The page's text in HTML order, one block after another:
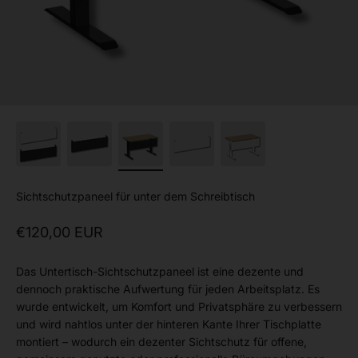
Sichtschutzpaneel für unter dem Schreibtisch
Angebot
€120,00 EUR
Das Untertisch-Sichtschutzpaneel ist eine dezente und
dennoch praktische Aufwertung für jeden Arbeitsplatz. Es
wurde entwickelt, um Komfort und Privatsphäre zu verbessern
und wird nahtlos unter der hinteren Kante Ihrer Tischplatte
montiert – wodurch ein dezenter Sichtschutz für offene,